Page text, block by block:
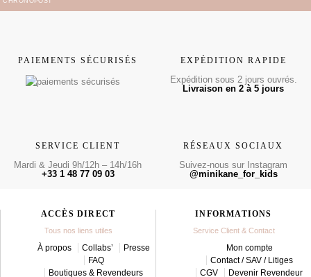
PAIEMENTS SÉCURISÉS EXPÉDITION RAPIDE
Expédition sous 2 jours ouvrés.
Livraison en 2 à 5 jours
SERVICE CLIENT
Mardi & Jeudi 9h/12h – 14h/16h
+33 1 48 77 09 03
RÉSEAUX SOCIAUX
Suivez-nous sur Instagram
@minikane_for_kids
ACCÈS DIRECT
Tous nos liens utiles
À propos Collabs’
Presse
FAQ
Boutiques & Revendeurs
INFORMATIONS
Service Client & Contact
Mon compte
Contact / SAV / Litiges
CGV
Devenir Revendeur